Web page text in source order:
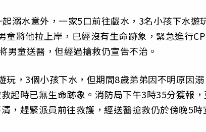
溺水意外，一家5口前往戲水，3名小孩下水遊
將他拉上岸，已經沒有生命跡象，緊急進行
男童送醫，但經過搶救仍宣告不治。
，3個小孩下水，但期間8歲弟弟因不明原因溺
起時已無生命跡象。消防局下午3時35分獲報
，趕緊派員前往救護，經送醫搶救仍於傍晚5時